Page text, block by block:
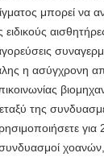
μπορεί να
ειδικούς
η ασύγχρονη
της
για
χοανών,